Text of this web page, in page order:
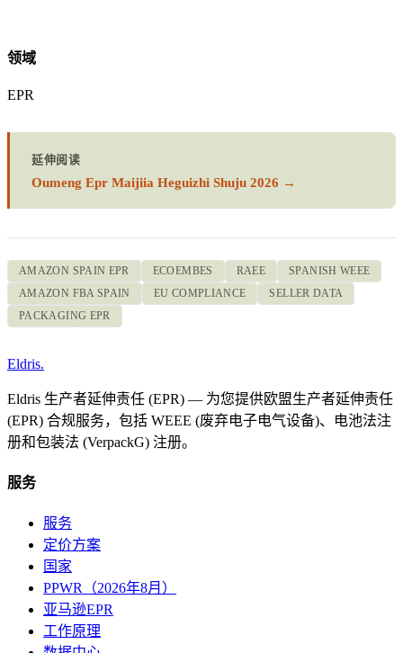
领域
EPR
延伸阅读
Oumeng Epr Maijiia Heguizhi Shuju 2026 →
AMAZON SPAIN EPR ECOEMBES RAEE
SPANISH WEEE
AMAZON FBA SPAIN
EU COMPLIANCE
SELLER DATA
PACKAGING EPR
Eldris.
Eldris 生产者延伸责任 (EPR) — 为您提供欧盟生产者延伸责任
(EPR) 合规服务，包括 WEEE (废弃电子电气设备)、电池法注
册和包装法 (VerpackG) 注册。
服务
服务
定价方案
国家
PPWR（2026年8月）
亚马逊EPR
工作原理